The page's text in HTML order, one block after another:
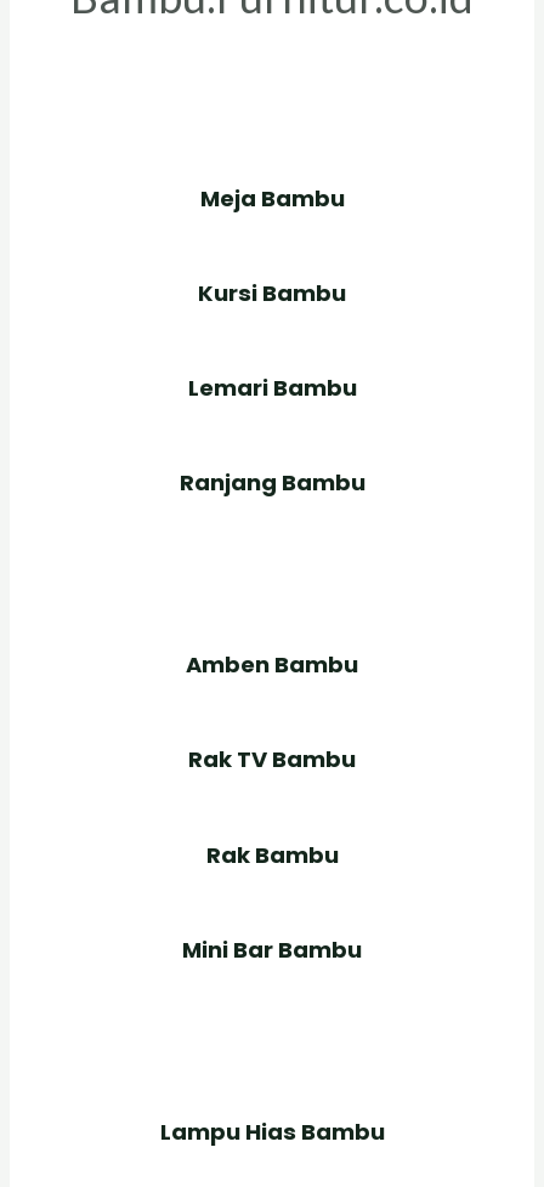
Meja Bambu
Kursi Bambu
Lemari Bambu
Ranjang Bambu
Amben Bambu
Rak TV Bambu
Rak Bambu
Mini Bar Bambu
Lampu Hias Bambu